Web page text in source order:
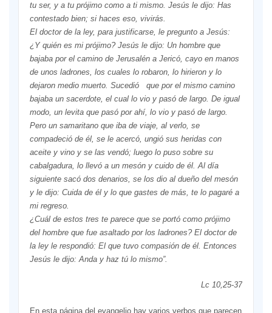
tu ser, y a tu prójimo como a ti mismo. Jesús le dijo: Has
contestado bien; si haces eso, vivirás.
El doctor de la ley, para justificarse, le pregunto a Jesús:
¿Y quién es mi prójimo? Jesús le dijo: Un hombre que
bajaba por el camino de Jerusalén a Jericó, cayo en manos
de unos ladrones, los cuales lo robaron, lo hirieron y lo
dejaron medio muerto. Sucedió que por el mismo camino
bajaba un sacerdote, el cual lo vio y pasó de largo. De igual
modo, un levita que pasó por ahí, lo vio y pasó de largo.
Pero un samaritano que iba de viaje, al verlo, se
compadeció de él, se le acercó, ungió sus heridas con
aceite y vino y se las vendó; luego lo puso sobre su
cabalgadura, lo llevó a un mesón y cuido de él. Al día
siguiente sacó dos denarios, se los dio al dueño del mesón
y le dijo: Cuida de él y lo que gastes de más, te lo pagaré a
mi regreso.
¿Cuál de estos tres te parece que se portó como prójimo
del hombre que fue asaltado por los ladrones? El doctor de
la ley le respondió: El que tuvo compasión de él. Entonces
Jesús le dijo: Anda y haz tú lo mismo”.
Lc 10,25-37
En esta página del evangelio hay varios verbos que parecen